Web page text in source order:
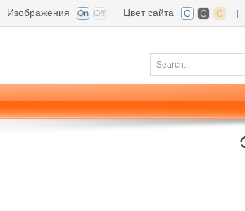
Цвет сайта
Изображения